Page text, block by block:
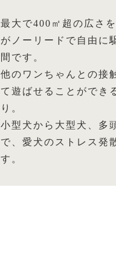
最大で400㎡超の広さ
がノーリードで自由に
間です。
他のワンちゃんとの接
て遊ばせることができ
り。
小型犬から大型犬、多
で、愛犬のストレス発
す。